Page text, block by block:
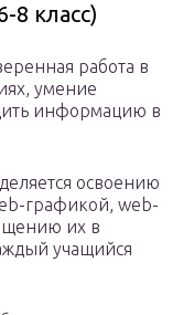
8 класс)
работа в
умение
информацию в
освоению
графикой, web-
их в
учащийся